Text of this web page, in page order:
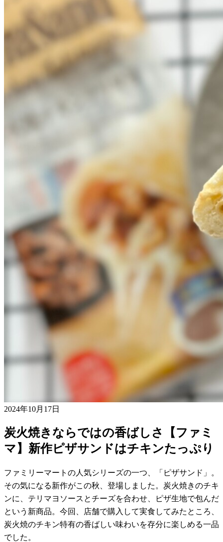
2024年10月17日
炭火焼きならではの香ばしさ【ファミ
マ】新作ピザサンドはチキンたっぷり
ファミリーマートの人気シリーズの一つ、「ピザサンド」。
その気になる新作がこの秋、登場しました。炭火焼きのチキ
ンに、テリマヨソースとチーズを合わせ、ピザ生地で包んだ
という新商品。今回、店舗で購入して実食してみたところ、
炭火焼のチキン特有の香ばしい味わいを存分に楽しめる一品
でした。